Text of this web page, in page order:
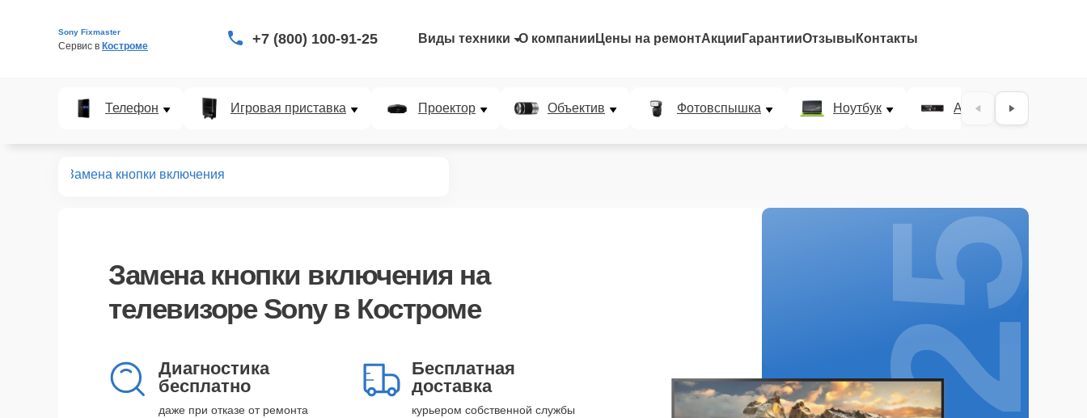
Sony Fixmaster
Сервис в Костроме +7 (800) 100-91-25 Виды техники О компании Цены на ремонтАкции ГарантииОтзывы Контакты
Телефон Игровая приставка Проектор Объектив Фотовспышка Ноутбук AV-ресивер
Замена кнопки включения
Замена кнопки включения на
телевизоре Sony в Костроме
Диагностика
бесплатно
даже при отказе от ремонта
Бесплатная
доставка
курьером собственной службы 25%